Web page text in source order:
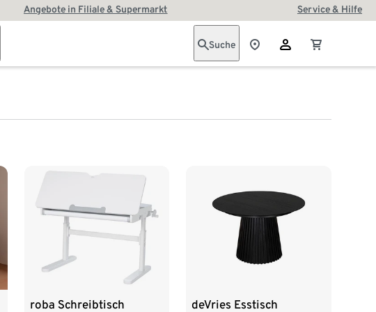
Angebote in Filiale & Supermarkt Service & Hilfe
Suche
roba Schreibtisch
deVries Esstisch